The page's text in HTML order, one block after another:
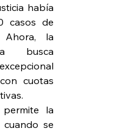
había
casos de
Ahora, la
busca
cuotas
permite la
cuando se